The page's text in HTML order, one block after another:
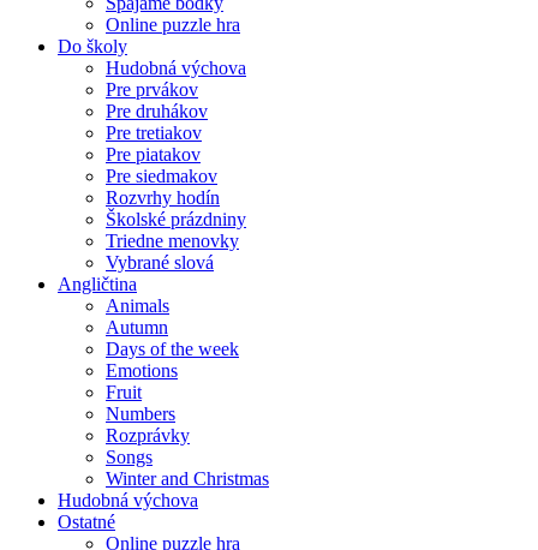
Online puzzle hra
Do školy
Hudobná výchova
Pre prvákov
Pre druhákov
Pre tretiakov
Pre piatakov
Pre siedmakov
Rozvrhy hodín
Školské prázdniny
Triedne menovky
Vybrané slová
Angličtina
Animals
Autumn
Days of the week
Emotions
Fruit
Numbers
Rozprávky
Songs
Winter and Christmas
Hudobná výchova
Ostatné
Online puzzle hra